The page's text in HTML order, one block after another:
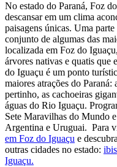
No estado do Paraná, Foz
descansar em um clima
paisagens únicas. Uma
conjunto de algumas das
localizada em Foz do
árvores nativas e quatis que
do Iguaçu é um ponto
maiores atrações do
pertinho, as cachoeiras
águas do Rio Iguaçu.
Sete Maravilhas do Mundo
Argentina e Uruguai. Para
em Foz do Iguaçu e descubra
outras cidades no estado:
Iguaçu.